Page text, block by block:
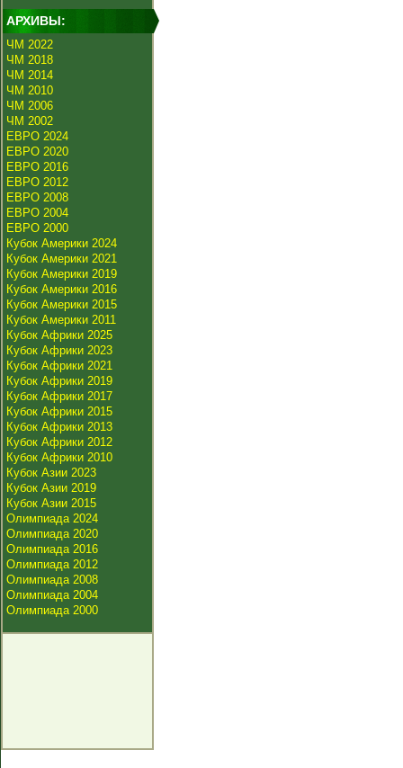
АРХИВЫ:
ЧМ 2022
ЧМ 2018
ЧМ 2014
ЧМ 2010
ЧМ 2006
ЧМ 2002
ЕВРО 2024
ЕВРО 2020
ЕВРО 2016
ЕВРО 2012
ЕВРО 2008
ЕВРО 2004
ЕВРО 2000
Кубок Америки 2024
Кубок Америки 2021
Кубок Америки 2019
Кубок Америки 2016
Кубок Америки 2015
Кубок Америки 2011
Кубок Африки 2025
Кубок Африки 2023
Кубок Африки 2021
Кубок Африки 2019
Кубок Африки 2017
Кубок Африки 2015
Кубок Африки 2013
Кубок Африки 2012
Кубок Африки 2010
Кубок Азии 2023
Кубок Азии 2019
Кубок Азии 2015
Олимпиада 2024
Олимпиада 2020
Олимпиада 2016
Олимпиада 2012
Олимпиада 2008
Олимпиада 2004
Олимпиада 2000